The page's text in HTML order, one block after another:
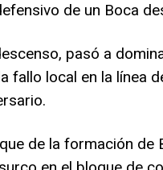
de un Boca
pasó a
fallo local en la línea
de la formación de